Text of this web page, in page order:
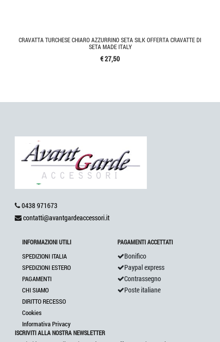
CRAVATTA TURCHESE CHIARO AZZURRINO SETA SILK OFFERTA CRAVATTE DI
SETA MADE ITALY
€ 27,50
0438 971673
contatti@avantgardeaccessori.it
INFORMAZIONI UTILI
SPEDIZIONI ITALIA
SPEDIZIONI ESTERO
PAGAMENTI
CHI SIAMO
DIRITTO RECESSO
Cookies
Informativa Privacy
PAGAMENTI ACCETTATI
Bonifico
Paypal express
Contrassegno
Poste italiane
ISCRIVITI ALLA NOSTRA NEWSLETTER